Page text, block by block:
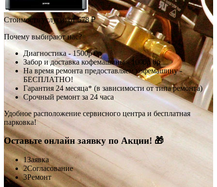
Стоимость услуги:от 578 ₽
Почему выбирают нас?
Диагностика -1500р0р
Забор и доставка кофемашины - 1000р0р
На время ремонта предоставляем кофемашину -
БЕСПЛАТНО!
Гарантия 24 месяца* (в зависимости от типа ремонта)
Срочный ремонт за 24 часа
Удобное расположение сервисного центра и бесплатная
парковка!
Оставьте онлайн заявку по Акции! 🎁
1Заявка
2Согласование
3Ремонт